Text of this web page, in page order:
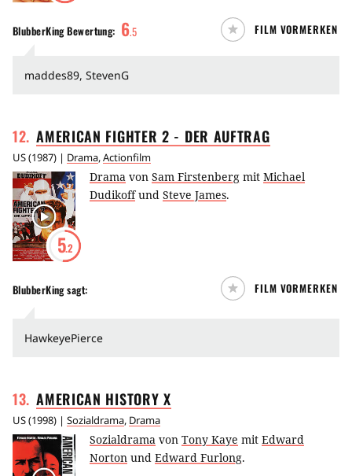
BlubberKingBewertung: 6.5 FILM VORMERKEN
maddes89, StevenG
12. AMERICAN FIGHTER 2 - DER AUFTRAG
US(1987) | Drama,Actionfilm
5.2
Drama von Sam Firstenberg mit Michael
Dudikoffund Steve James.
BlubberKingsagt: FILM VORMERKEN
HawkeyePierce
13. AMERICAN HISTORYX
US(1998) | Sozialdrama, Drama
Sozialdrama von Tony Kaye mit Edward
Norton und Edward Furlong.